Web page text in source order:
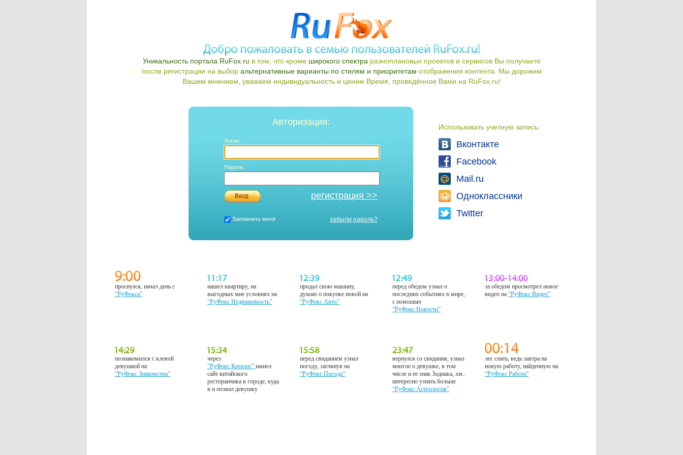
Уникальность портала RuFox.ru в том, что кроме широкого спектра разноплановых проектов и сервисов Вы получаете
после регистрации на выбор альтернативные варианты по стилям и приоритетам отображения контента. Мы дорожим
Вашим мнением, уважаем индивидуальность и ценим Время, проведённое Вами на RuFox.ru!
Использовать учетную запись:
Вконтакте
Facebook
Mail.ru
Одноклассники
Twitter
Авторизация:
Логин:
Пароль:
регистрация >>
Запомнить меня забыли пароль?
проснулся, начал день с
“РуФокса”
нашел квартиру, на
выгодных мне условиях на
“РуФокс Недвижимость”
продал свою машину,
думаю о покупке новой на
“РуФокс Авто”
перед обедом узнал о
последних событиях в мире,
с помошью
“РуФокс Новости”
за обедом просмотрел новое
видео на“РуФокс Видео”
познакомился с клевой
девушкой на
“РуФокс Знакомства”
через
“РуФокс Каталог”нашел
сайт китайского
ресторанчика в городе, куда
я и позвал девушку
перед свиданием узнал
погоду, заглянув на
“РуФокс Погода”
вернулся со свидания, узнал
многое о девушке, в том
числе и ее знак Зодиака, хм..
интересно узнать больше
“РуФокс Астрология”
лег спать, ведь завтра на
новую работу, найденную на
“РуФокс Работа”